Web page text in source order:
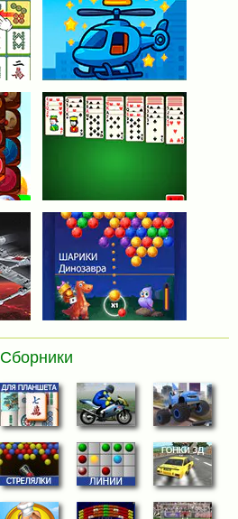
Сборники